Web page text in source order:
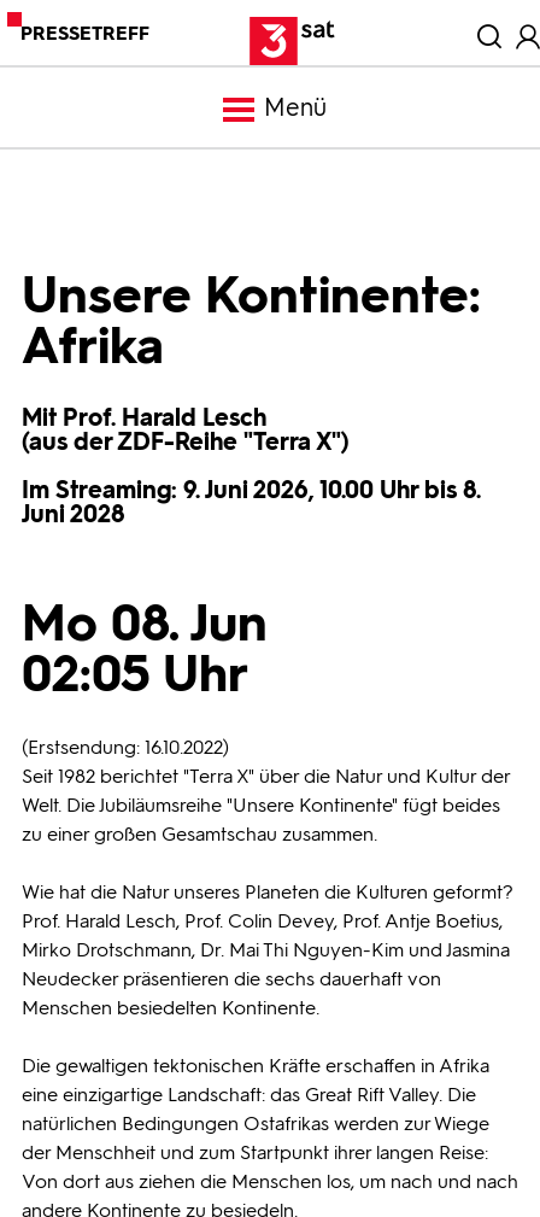
PRESSETREFF
Menü
Trailer
Bilder
Unsere Kontinente:
Afrika
Mit Prof. Harald Lesch
(aus der ZDF-Reihe "Terra X")
Im Streaming: 9. Juni 2026, 10.00 Uhr bis 8.
Juni 2028
Mo 08. Jun
02:05 Uhr
(Erstsendung: 16.10.2022)
Seit 1982 berichtet "Terra X" über die Natur und Kultur der
Welt. Die Jubiläumsreihe "Unsere Kontinente" fügt beides
zu einer großen Gesamtschau zusammen.
Wie hat die Natur unseres Planeten die Kulturen geformt?
Prof. Harald Lesch, Prof. Colin Devey, Prof. Antje Boetius,
Mirko Drotschmann, Dr. Mai Thi Nguyen-Kim und Jasmina
Neudecker präsentieren die sechs dauerhaft von
Menschen besiedelten Kontinente.
Die gewaltigen tektonischen Kräfte erschaffen in Afrika
eine einzigartige Landschaft: das Great Rift Valley. Die
natürlichen Bedingungen Ostafrikas werden zur Wiege
der Menschheit und zum Startpunkt ihrer langen Reise:
Von dort aus ziehen die Menschen los, um nach und nach
andere Kontinente zu besiedeln.